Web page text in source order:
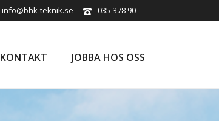
035-378 90
info@bhk-teknik.se
KONTAKT JOBBA HOS OSS